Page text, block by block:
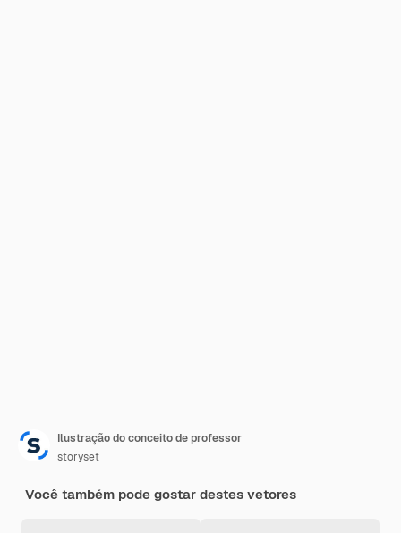
Ilustração do conceito de professor
storyset
Você também pode gostar destes vetores